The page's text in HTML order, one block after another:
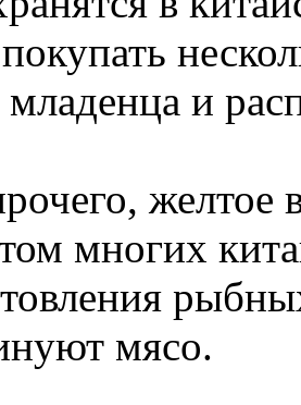
и
желтое
многих
мясо.